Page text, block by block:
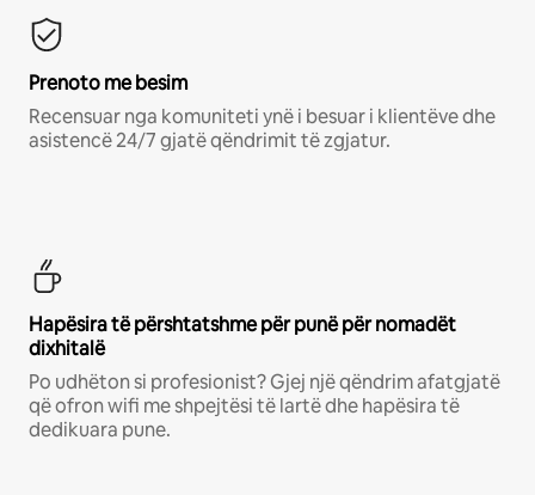
Prenoto me besim
Recensuar nga komuniteti ynë i besuar i klientëve dhe
asistencë 24/7 gjatë qëndrimit të zgjatur.
Hapësira të përshtatshme për punë për nomadët
dixhitalë
Po udhëton si profesionist? Gjej një qëndrim afatgjatë
që ofron wifi me shpejtësi të lartë dhe hapësira të
dedikuara pune.